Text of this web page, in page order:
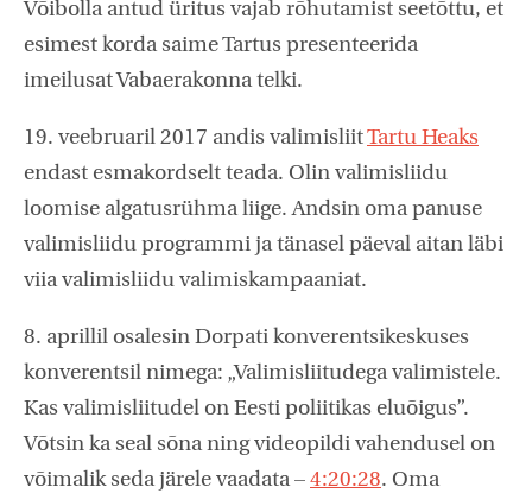
Võibolla antud üritus vajab rõhutamist seetõttu, et
esimest korda saime Tartus presenteerida
imeilusat Vabaerakonna telki.
19. veebruaril 2017 andis valimisliitTartu Heaks
endast esmakordselt teada. Olin valimisliidu
loomise algatusrühma liige. Andsin oma panuse
valimisliidu programmi ja tänasel päeval aitan läbi
viia valimisliidu valimiskampaaniat.
8. aprillil osalesin Dorpati konverentsikeskuses
konverentsil nimega: „Valimisliitudega valimistele.
Kas valimisliitudel on Eesti poliitikas eluõigus”.
Võtsin ka seal sõna ning videopildi vahendusel on
võimalik seda järele vaadata – 4:20:28. Oma